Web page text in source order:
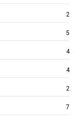
2
5
4
4
2
7